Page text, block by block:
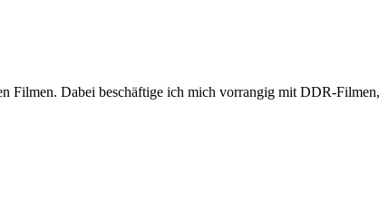
Filmen. Dabei beschäftige ich mich vorrangig mit DDR-